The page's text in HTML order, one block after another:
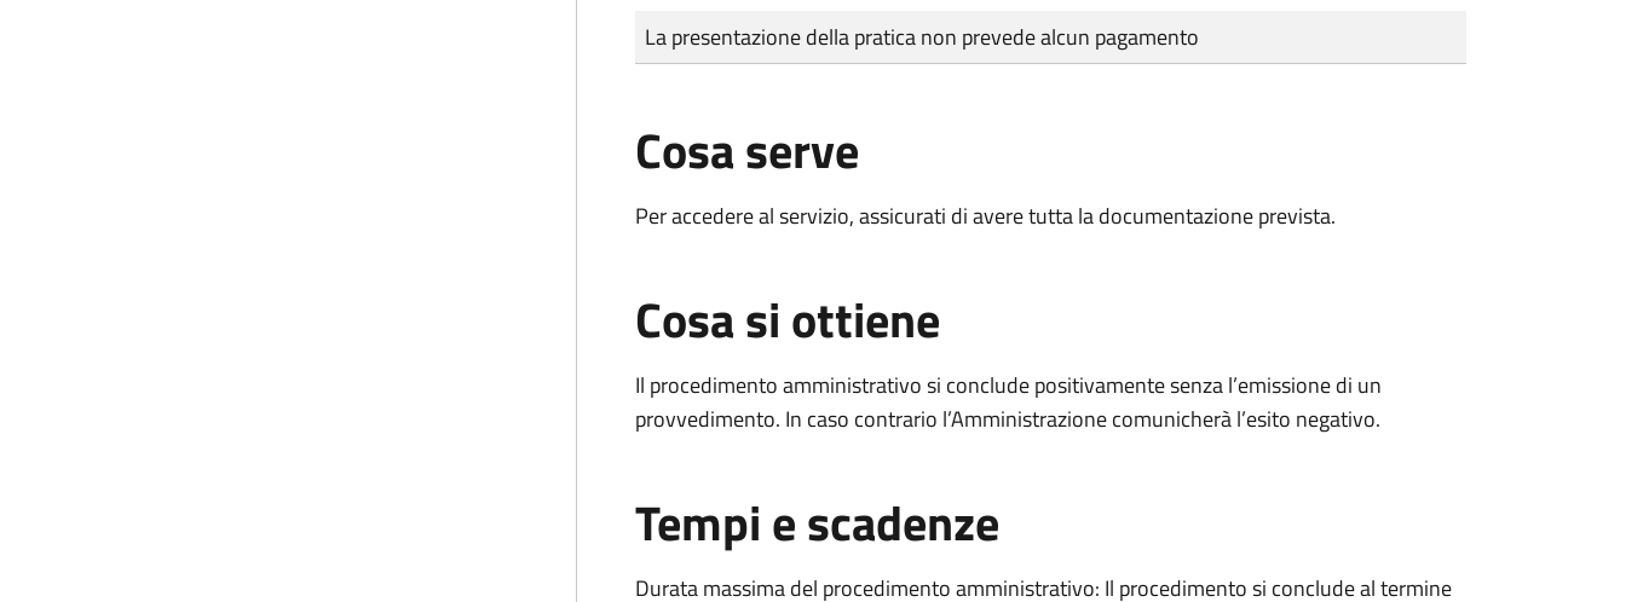
Tipo di pagamento
Importo
La presentazione della pratica non prevede alcun pagamento
Cosa serve
Per accedere al servizio, assicurati di avere tutta la documentazione prevista.
Cosa si ottiene
Il procedimento amministrativo si conclude positivamente senza l’emissione di un
provvedimento. In caso contrario l’Amministrazione comunicherà l’esito negativo.
Tempi e scadenze
Durata massima del procedimento amministrativo: Il procedimento si conclude al termine